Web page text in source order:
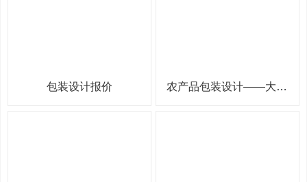
包装设计报价 农产品包装设计——大米包装袋设计